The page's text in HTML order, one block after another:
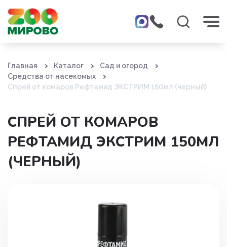
Главная Каталог
Сад и огород
Средства от насекомых
Спрей от комаров Рефтамид ЭКСТРИМ 150мл (черный)
СПРЕЙ ОТ КОМАРОВ
РЕФТАМИД ЭКСТРИМ 150МЛ
(ЧЕРНЫЙ)